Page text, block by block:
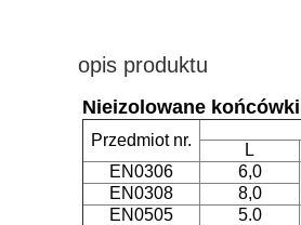
opis produktu
Nieizolowane
Przedmiot nr.
L
EN0306
6,0
EN0308
8,0
EN0505
5.0